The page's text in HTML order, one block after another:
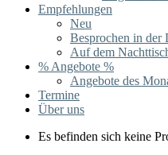
Empfehlungen
Neu
Besprochen in der
Auf dem
% Angebote %
Angebote des
Termine
Über uns
Es befinden sich keine